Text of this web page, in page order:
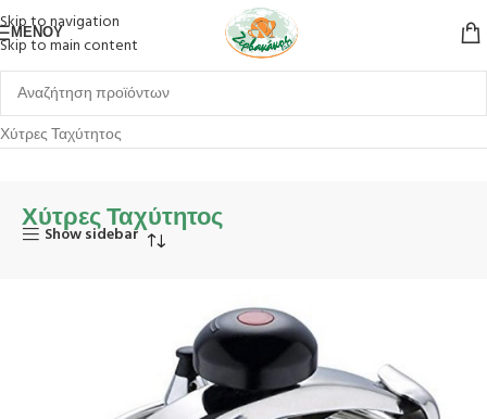
Skip to navigation
Skip to main content
ΜΕΝΟΎ
Αρχική σελίδα Είδη Σπιτιού Οργάνωση Κουζίνας Μαγειρικά Σκεύη
Χύτρες Ταχύτητος
Χύτρες Ταχύτητος
Show sidebar